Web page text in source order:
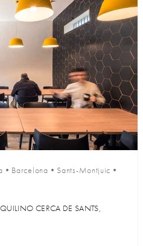
• Barcelona • Sants-Montjuic •
CERCA DE SANTS,